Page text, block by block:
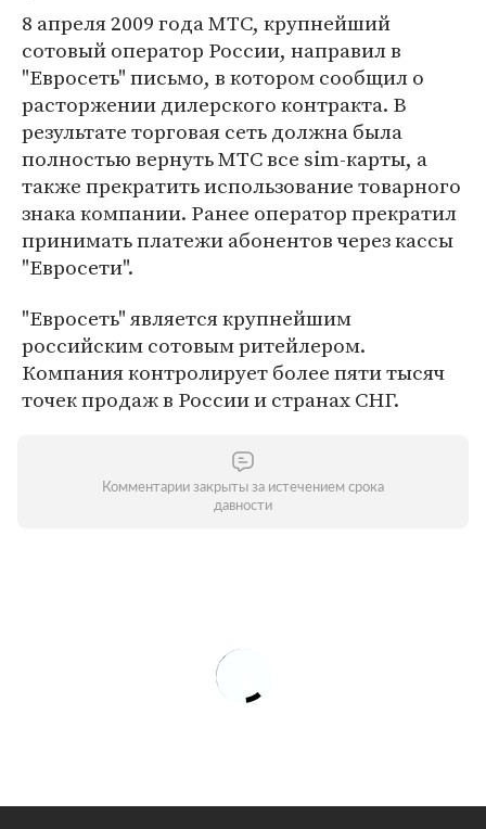
8 апреля 2009 года МТС, крупнейший
сотовый оператор России, направил в
"Евросеть" письмо, в котором сообщил о
расторжении дилерского контракта. В
результате торговая сеть должна была
полностью вернуть МТС все sim-карты, а
также прекратить использование товарного
знака компании. Ранее оператор прекратил
принимать платежи абонентов через кассы
"Евросети".
"Евросеть" является крупнейшим
российским сотовым ритейлером.
Компания контролирует более пяти тысяч
точек продаж в России и странах СНГ.
Комментарии закрыты за истечением срока
давности